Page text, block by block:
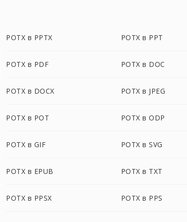
POTX в PPTX POTX в PPT
POTX в PDF POTX в DOC
POTX в DOCX POTX в JPEG
POTX в POT POTX в ODP
POTX в GIF POTX в SVG
POTX в EPUB POTX в TXT
POTX в PPSX POTX в PPS